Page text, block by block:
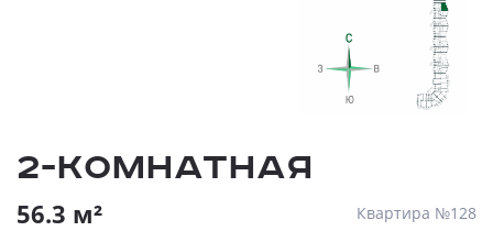
2-комнатная
56.3 м² Квартира №128